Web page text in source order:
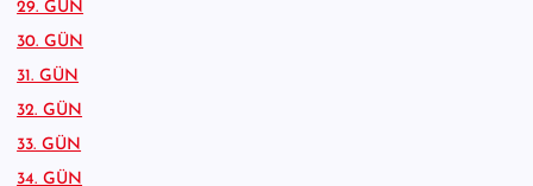
29. GÜN
30. GÜN
31. GÜN
32. GÜN
33. GÜN
34. GÜN